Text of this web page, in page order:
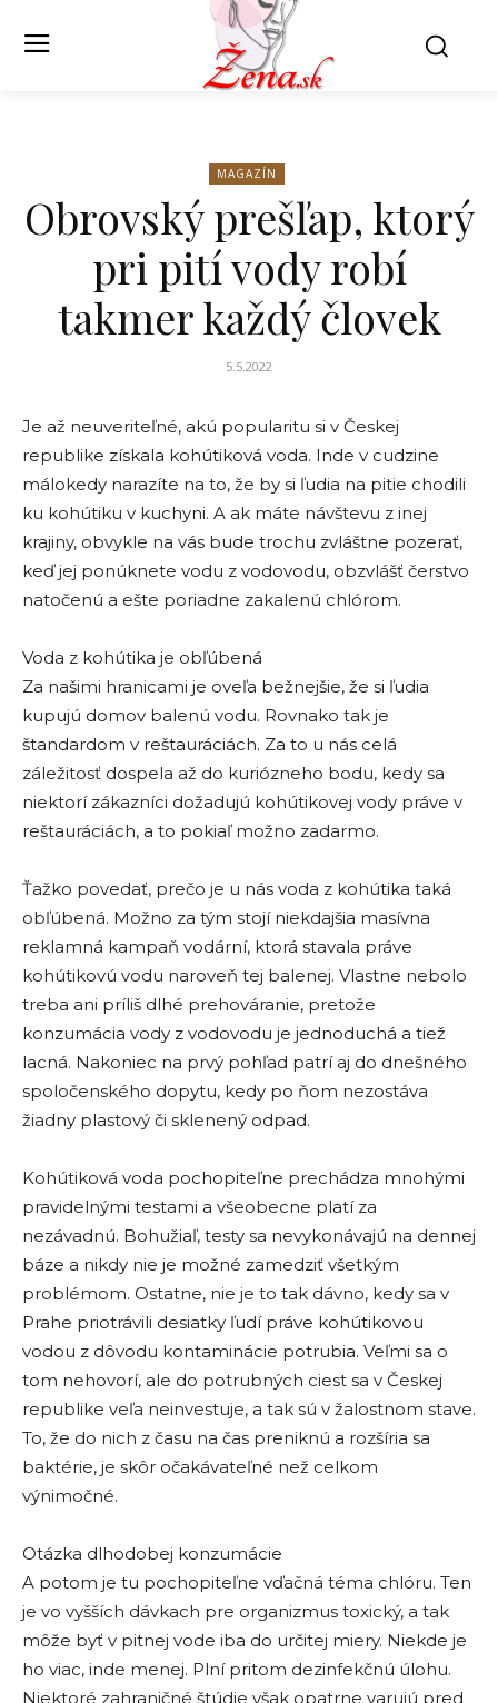
MAGAZÍN
Obrovský prešľap, ktorý
pri pití vody robí
takmer každý človek
5.5.2022
Je až neuveriteľné, akú popularitu si v Českej
republike získala kohútiková voda. Inde v cudzine
málokedy narazíte na to, že by si ľudia na pitie chodili
ku kohútiku v kuchyni. A ak máte návštevu z inej
krajiny, obvykle na vás bude trochu zvláštne pozerať,
keď jej ponúknete vodu z vodovodu, obzvlášť čerstvo
natočenú a ešte poriadne zakalenú chlórom.
Voda z kohútika je obľúbená
Za našimi hranicami je oveľa bežnejšie, že si ľudia
kupujú domov balenú vodu. Rovnako tak je
štandardom v reštauráciách. Za to u nás celá
záležitosť dospela až do kuriózneho bodu, kedy sa
niektorí zákazníci dožadujú kohútikovej vody práve v
reštauráciách, a to pokiaľ možno zadarmo.
Ťažko povedať, prečo je u nás voda z kohútika taká
obľúbená. Možno za tým stojí niekdajšia masívna
reklamná kampaň vodární, ktorá stavala práve
kohútikovú vodu naroveň tej balenej. Vlastne nebolo
treba ani príliš dlhé prehováranie, pretože
konzumácia vody z vodovodu je jednoduchá a tiež
lacná. Nakoniec na prvý pohľad patrí aj do dnešného
spoločenského dopytu, kedy po ňom nezostáva
žiadny plastový či sklenený odpad.
Kohútiková voda pochopiteľne prechádza mnohými
pravidelnými testami a všeobecne platí za
nezávadnú. Bohužiaľ, testy sa nevykonávajú na dennej
báze a nikdy nie je možné zamedziť všetkým
problémom. Ostatne, nie je to tak dávno, kedy sa v
Prahe priotrávili desiatky ľudí práve kohútikovou
vodou z dôvodu kontaminácie potrubia. Veľmi sa o
tom nehovorí, ale do potrubných ciest sa v Českej
republike veľa neinvestuje, a tak sú v žalostnom stave.
To, že do nich z času na čas preniknú a rozšíria sa
baktérie, je skôr očakávateľné než celkom
výnimočné.
Otázka dlhodobej konzumácie
A potom je tu pochopiteľne vďačná téma chlóru. Ten
je vo vyšších dávkach pre organizmus toxický, a tak
môže byť v pitnej vode iba do určitej miery. Niekde je
ho viac, inde menej. Plní pritom dezinfekčnú úlohu.
Niektoré zahraničné štúdie však opatrne varujú pred